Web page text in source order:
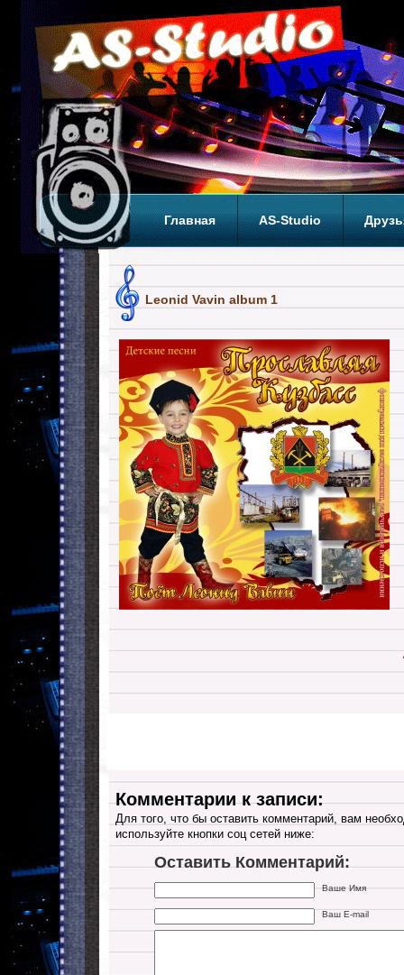
Главная AS-Studio
Leonid Vavin album 1
Комментарии к записи:
Для того, что бы оставить комментарий, вам
используйте кнопки соц сетей ниже:
Оставить Комментарий:
Ваше Имя
Ваш E-mail